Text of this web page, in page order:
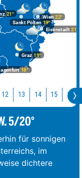
Graz19°
18°
21°
Wien 22°
Eisenstadt 21°
Sankt Pölten 19°
12 13 14 15 16
5/20°
für sonnigen
im
dichtere